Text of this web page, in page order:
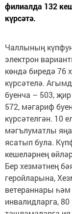
филиалда 132
күрсәтә.
Чаллының
электрон
көндә биредә 76
күрсәтелә.
буенча – 503,
572, мәгариф
күрсәтелгән. 10
мәгълуматлы
ясатып була.
кешеләрнең
Бер хезмәтнең
геройларына,
ветераннары
инвалидларга,